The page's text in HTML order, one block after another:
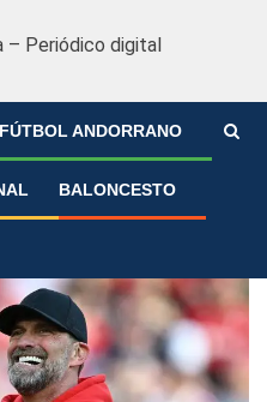
FÚTBOL ANDORRANO
BALONCESTO